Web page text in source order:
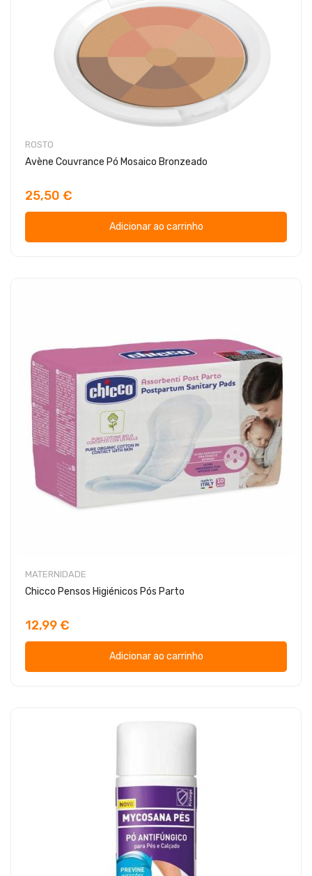
ROSTO
Avène Couvrance Pó Mosaico Bronzeado
25,50 €
Adicionar ao carrinho
MATERNIDADE
Chicco Pensos Higiénicos Pós Parto
12,99 €
Adicionar ao carrinho